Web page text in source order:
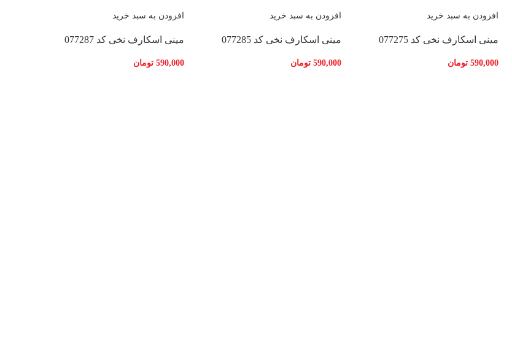
افزودن به سبد خرید
مینی اسکارف نخی کد 077275
590,000 تومان
افزودن به سبد خرید
مینی اسکارف نخی کد 077285
590,000 تومان
افزودن به سبد خرید
مینی اسکارف نخی کد 077287
590,000 تومان